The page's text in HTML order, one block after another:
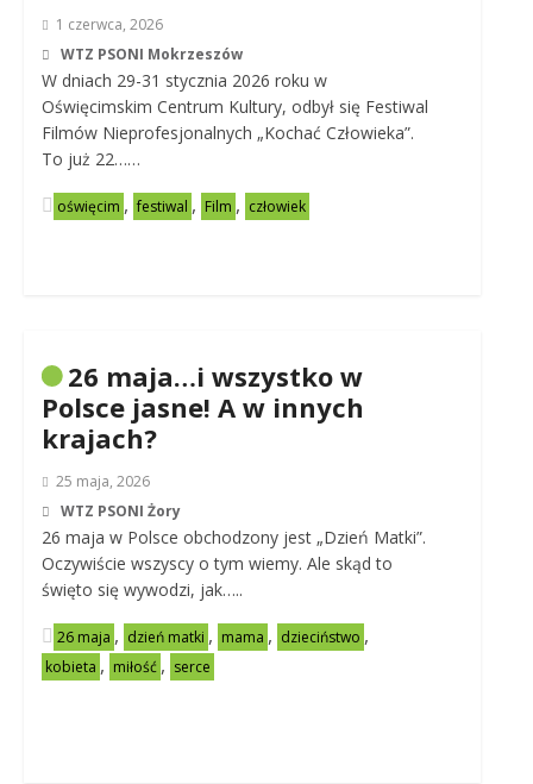
1 czerwca, 2026
WTZ PSONI Mokrzeszów
W dniach 29-31 stycznia 2026 roku w
Oświęcimskim Centrum Kultury, odbył się Festiwal
Filmów Nieprofesjonalnych „Kochać Człowieka”.
To już 22……
oświęcim , festiwal , Film , człowiek
26 maja…i wszystko w
Polsce jasne! A w innych
krajach?
25 maja, 2026
WTZ PSONI Żory
26 maja w Polsce obchodzony jest „Dzień Matki”.
Oczywiście wszyscy o tym wiemy. Ale skąd to
święto się wywodzi, jak…..
26 maja , dzień matki , mama , dzieciństwo ,
kobieta , miłość , serce